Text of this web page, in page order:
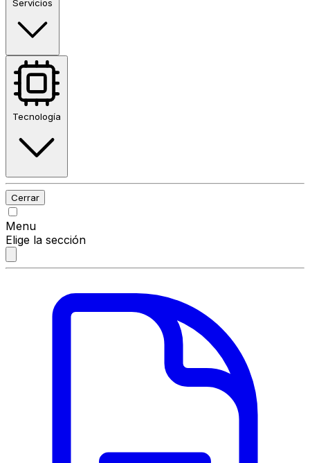
Servicios
Tecnología
Cerrar
Menu
Elige la sección